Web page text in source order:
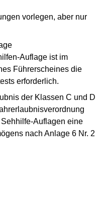
vorlegen, aber nur
Auflage ist im
Führerscheines die
erforderlich.
der Klassen C und D
Auflagen eine
nach Anlage 6 Nr. 2